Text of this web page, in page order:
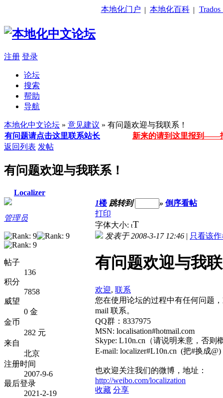
本地化门户 | 本地化百科 |
注册 登录
论坛
搜索
帮助
导航
本地化中文论坛 » 意见建议 » 有问题欢迎与我联系！
有问题请点击这里联系站长
新来的请到这里报到——
返回列表 发帖
有问题欢迎与我联系！
Localizer
管理员
帖子
136
积分
7858
威望
0 金
金币
282 元
来自
北京
注册时间
2007-9-6
最后登录
2021-2-19
1楼 跳转到 » 倒序看帖
打印
字体大小: tT
发表于 2008-3-17 12:46 | 只看该
有问题欢迎与我
欢迎, 联系
您在使用论坛的过程中有任何问题
mail 联系。
QQ群：8337975
MSN: localisation#hotmail.com
Skype: L10n.cn（请说明来意，否则
E-mail: localizer#L10n.cn (把#换成@)
也欢迎关注我们的微博，地址：
http://weibo.com/localization
收藏 分享